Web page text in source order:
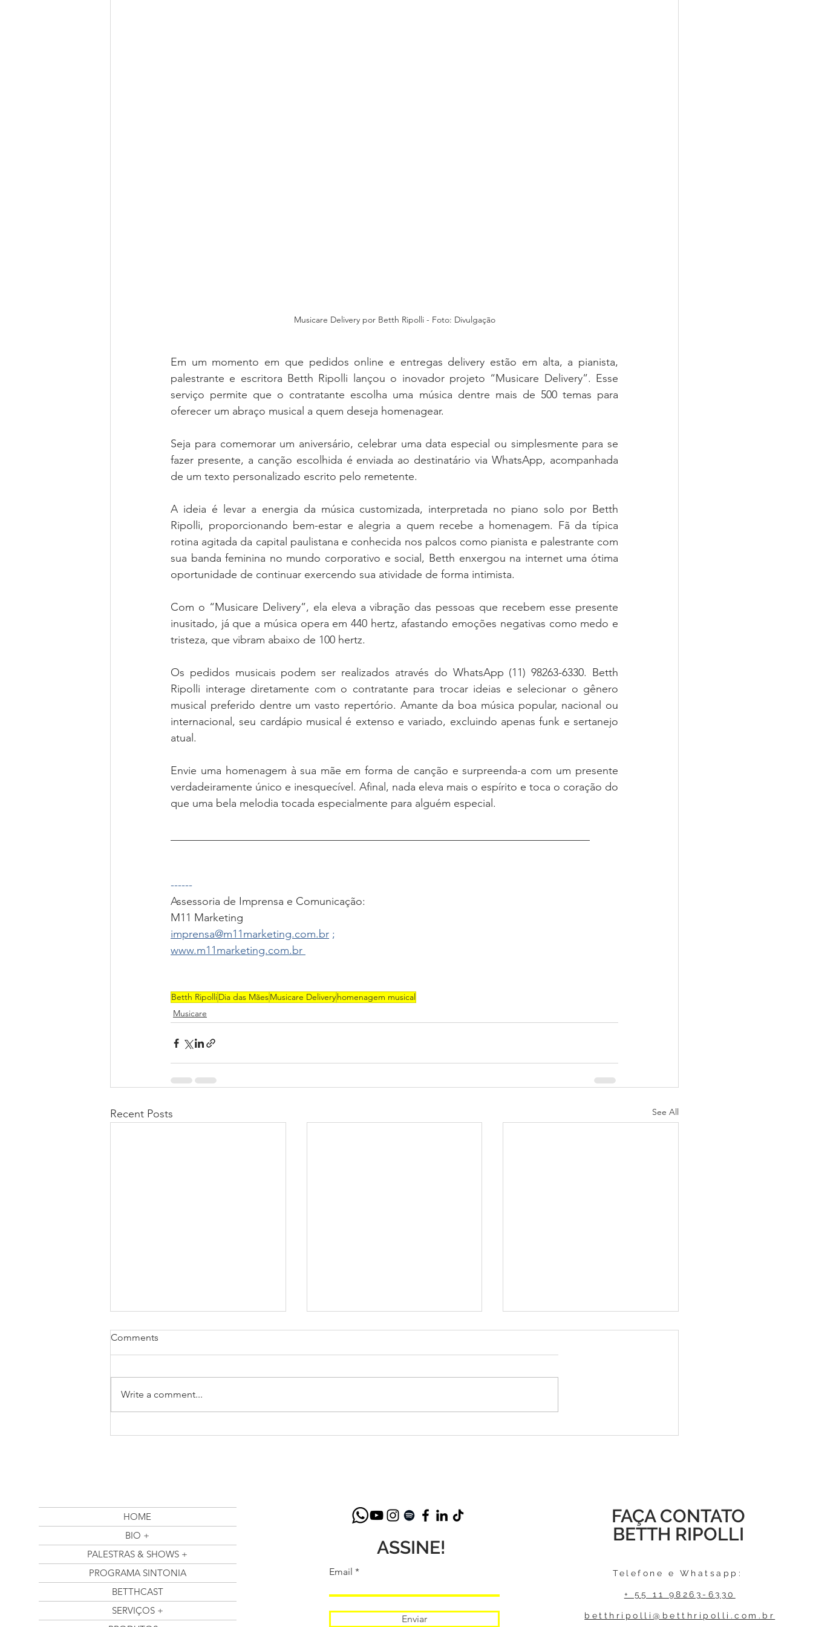
Musicare Delivery por Betth Ripolli - Foto: Divulgação
Em um momento em que pedidos online e entregas delivery estão em alta, a pianista,
palestrante e escritora Betth Ripolli lançou o inovador projeto “Musicare Delivery”. Esse
serviço permite que o contratante escolha uma música dentre mais de 500 temas para
oferecer um abraço musical a quem deseja homenagear.
Seja para comemorar um aniversário, celebrar uma data especial ou simplesmente para se
fazer presente, a canção escolhida é enviada ao destinatário via WhatsApp, acompanhada
de um texto personalizado escrito pelo remetente.
A ideia é levar a energia da música customizada, interpretada no piano solo por Betth
Ripolli, proporcionando bem-estar e alegria a quem recebe a homenagem. Fã da típica
rotina agitada da capital paulistana e conhecida nos palcos como pianista e palestrante com
sua banda feminina no mundo corporativo e social, Betth enxergou na internet uma ótima
oportunidade de continuar exercendo sua atividade de forma intimista.
Com o “Musicare Delivery”, ela eleva a vibração das pessoas que recebem esse presente
inusitado, já que a música opera em 440 hertz, afastando emoções negativas como medo e
tristeza, que vibram abaixo de 100 hertz.
Os pedidos musicais podem ser realizados através do WhatsApp (11) 98263-6330. Betth
Ripolli interage diretamente com o contratante para trocar ideias e selecionar o gênero
musical preferido dentre um vasto repertório. Amante da boa música popular, nacional ou
internacional, seu cardápio musical é extenso e variado, excluindo apenas funk e sertanejo
atual.
Envie uma homenagem à sua mãe em forma de canção e surpreenda-a com um presente
verdadeiramente único e inesquecível. Afinal, nada eleva mais o espírito e toca o coração do
que uma bela melodia tocada especialmente para alguém especial.
------
Assessoria de Imprensa e Comunicação:
M11 Marketing
imprensa@m11marketing.com.br ;
www.m11marketing.com.br
Betth RipolliDia das MãesMusicare Deliveryhomenagem musical
Musicare
Recent Posts See All
Comments
Write a comment...
HOME
BIO +
PALESTRAS & SHOWS +
PROGRAMA SINTONIA
BETTHCAST
SERVIÇOS +
ASSINE!
Email
Enviar
FAÇA CONTATO
BETTH RIPOLLI
Telefone e Whatsapp:
+ 55 11 98263-6330
betthripolli@betthripolli.com.br